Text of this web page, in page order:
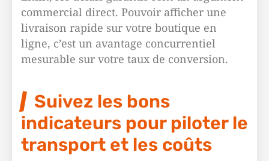
commercial direct. Pouvoir afficher une
livraison rapide sur votre boutique en
ligne, c’est un avantage concurrentiel
mesurable sur votre taux de conversion.
Suivez les bons
indicateurs pour piloter le
transport et les coûts